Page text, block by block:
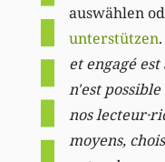
auswählen
unterstützen.
et engagé est
n'est
nos
moyens,